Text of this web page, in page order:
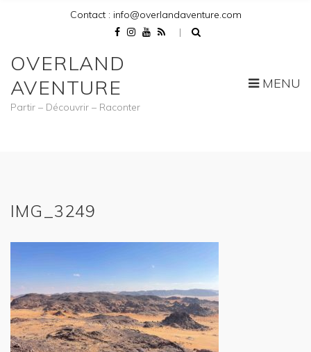
Contact : info@overlandaventure.com
OVERLAND
AVENTURE
Partir – Découvrir – Raconter
MENU
IMG_3249